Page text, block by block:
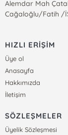
Alemdar Mah
Cağaloğlu/Fatih /
HIZLI ERİŞİM
Üye ol
Anasayfa
Hakkımızda
İletişim
SÖZLEŞMELER
Üyelik Sözleşmesi